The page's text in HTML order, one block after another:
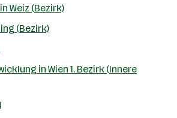
Weiz (Bezirk)
(Bezirk)
in Wien 1. Bezirk (Innere